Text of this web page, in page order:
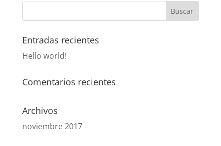
Entradas recientes
Hello world!
Comentarios recientes
Archivos
noviembre 2017